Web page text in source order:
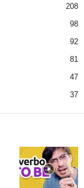
208
98
92
81
47
37